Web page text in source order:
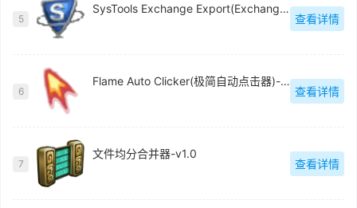
5
SysTools Exchange Export(Exchange电子邮件迁移工具)官方版-v5.0
查看详情
6
Flame Auto Clicker(极简自动点击器)-v1.0
查看详情
7
文件均分合并器-v1.0
查看详情